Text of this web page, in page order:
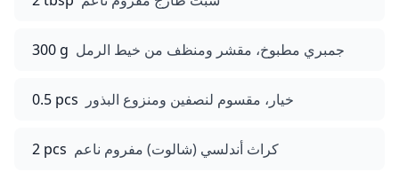
300 g جمبري مطبوخ، مقشر ومنظف من خيط الرمل
0.5 pcs خيار، مقسوم لنصفين ومنزوع البذور
2 pcs كراث أندلسي (شالوت) مفروم ناعم